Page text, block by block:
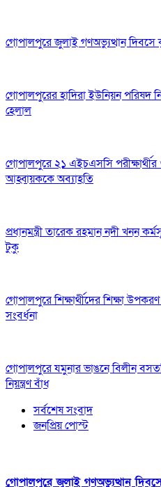
গোপালপুরে জুলাই গণঅভ্যুত্থান দিবসে
গোপালপুরের হাদিরা ইউনিয়ন পরিষদ
হেলাল
গোপালপুরে ২১ এইচএসসি
আহ্বায়ককে অব্যাহতি
প্রধানমন্ত্রী তারেক রহমান নদী খনন
টুকু
গোপালপুরে শিক্ষার্থীদের শিক্ষা
সংবর্ধনা
গোপালপুরে যমুনার ভাঙনে বিলীন
নিয়ন্ত্রণ বাঁধ
সর্বশেষ সংবাদ
জনপ্রিয় পোস্ট
গোপালপুরে জুলাই গণঅভ্যুত্থান